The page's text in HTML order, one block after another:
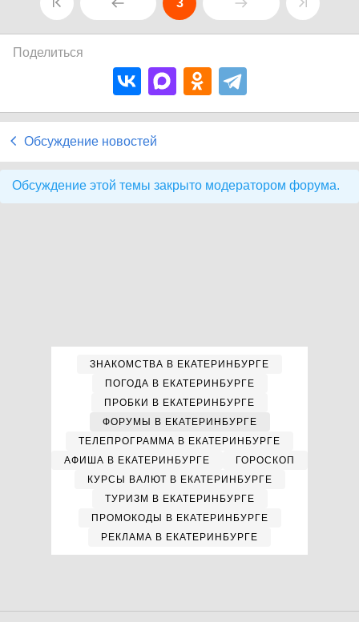
Поделиться
Обсуждение новостей
Обсуждение этой темы закрыто модератором форума.
ЗНАКОМСТВА В ЕКАТЕРИНБУРГЕ
ПОГОДА В ЕКАТЕРИНБУРГЕ
ПРОБКИ В ЕКАТЕРИНБУРГЕ
ФОРУМЫ В ЕКАТЕРИНБУРГЕ
ТЕЛЕПРОГРАММА В ЕКАТЕРИНБУРГЕ
АФИША В ЕКАТЕРИНБУРГЕ
ГОРОСКОП
КУРСЫ ВАЛЮТ В ЕКАТЕРИНБУРГЕ
ТУРИЗМ В ЕКАТЕРИНБУРГЕ
ПРОМОКОДЫ В ЕКАТЕРИНБУРГЕ
РЕКЛАМА В ЕКАТЕРИНБУРГЕ